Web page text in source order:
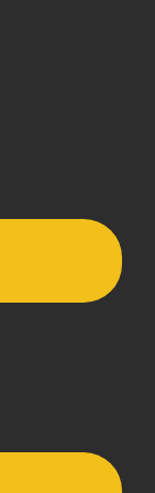
au panier, basé
calculés dans le